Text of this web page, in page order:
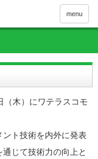
menu
（木）にワテラスコモ
ト技術を内外に発表
じて技術力の向上と